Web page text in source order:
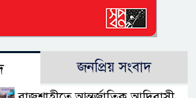
জনপ্রিয় সংবাদ